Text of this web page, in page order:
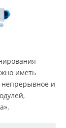
иметь
непрерывное и